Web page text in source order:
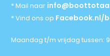
* Mail naar
* Vind ons op Facebook.nl/
Maandag t/m vrijdag tussen: